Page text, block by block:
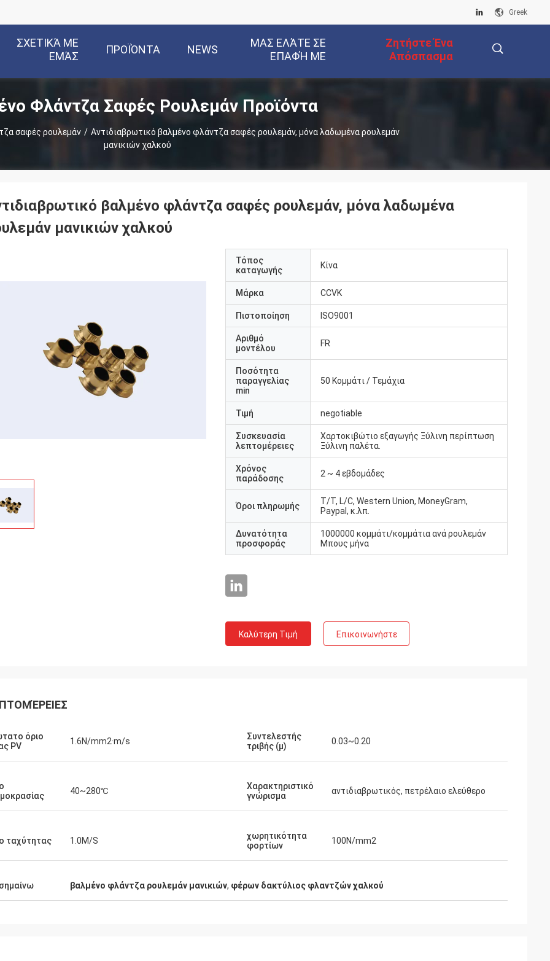
Greek
ΣΧΕΤΙΚΆ ΜΕ
ΕΜΆΣ
ΠΡΟΪΌΝΤΑ NEWS
ΜΑΣ ΕΛΆΤΕ ΣΕ
ΕΠΑΦΉ ΜΕ
Ζητήστε Ένα
Απόσπασμα
Φλάντζα Σαφές Ρουλεμάν Προϊόντα
σαφές ρουλεμάν / Αντιδιαβρωτικό βαλμένο φλάντζα σαφές ρουλεμάν, μόνα λαδωμένα ρουλεμάν
μανικιών χαλκού
βαλμένο φλάντζα σαφές ρουλεμάν, μόνα λαδωμένα
μανικιών χαλκού
Τόπος
καταγωγής
Κίνα
Μάρκα CCVK
Πιστοποίηση ISO9001
Αριθμό
μοντέλου
FR
Ποσότητα
παραγγελίας
min
50 Κομμάτι / Τεμάχια
Τιμή negotiable
Συσκευασία
λεπτομέρειες
Χαρτοκιβώτιο εξαγωγής Ξύλινη περίπτωση
Ξύλινη παλέτα.
Χρόνος
παράδοσης
2 ~ 4 εβδομάδες
Όροι πληρωμής
T/T, L/C, Western Union, MoneyGram,
Paypal, κ.λπ.
Δυνατότητα
προσφοράς
1000000 κομμάτι/κομμάτια ανά ρουλεμάν
Μπους μήνα
Καλύτερη Τιμή Επικοινωνήστε
όριο
PV
1.6N/mm2·m/s
Συντελεστής
τριβής (μ)
0.03~0.20
40~280℃
Χαρακτηριστικό
γνώρισμα
αντιδιαβρωτικός, πετρέλαιο ελεύθερο
ταχύτητας 1.0M/S
χωρητικότητα
φορτίων
100N/mm2
βαλμένο φλάντζα ρουλεμάν μανικιών, φέρων δακτύλιος φλαντζών χαλκού